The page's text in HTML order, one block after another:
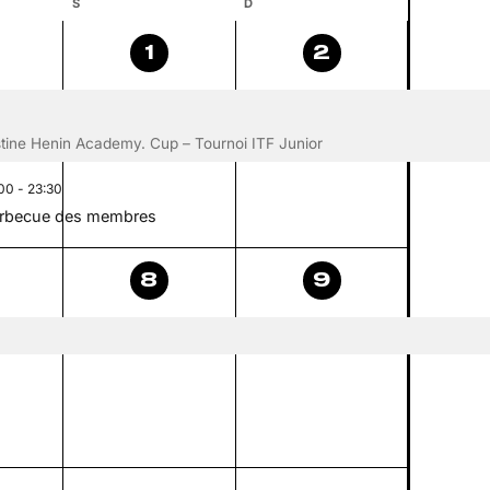
SSAMEDI D
3
évènements,
1
Henin Academy. Cup – Tournoi ITF Junior
- 23:30
des membres
22
1
évènement,
8
1
évènement,
9